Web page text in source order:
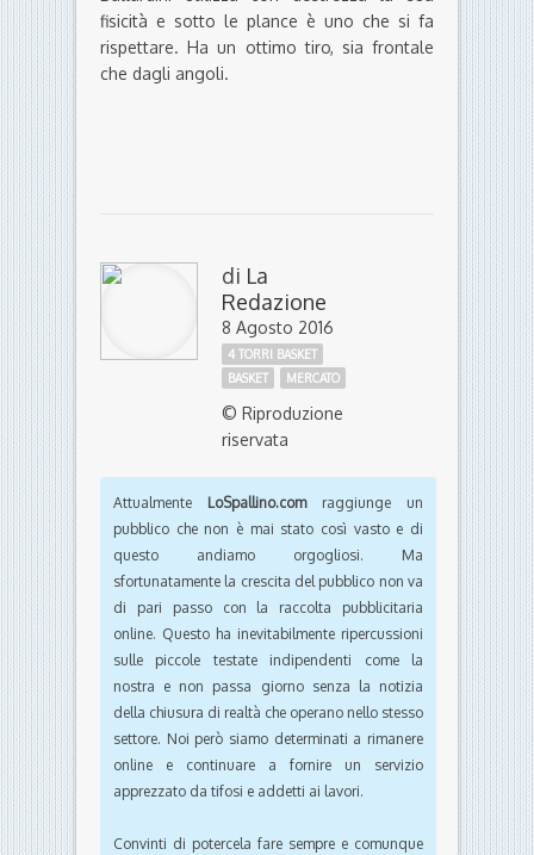
fisicità e sotto le plance è uno che si fa
rispettare. Ha un ottimo tiro, sia frontale
che dagli angoli.
di La
Redazione
8 Agosto 2016
4 TORRI BASKET
BASKET
MERCATO
© Riproduzione
riservata
Attualmente LoSpallino.comraggiunge un
pubblico che non è mai stato così vasto e di
questo andiamo orgogliosi. Ma
sfortunatamente la crescita del pubblico non va
di pari passo con la raccolta pubblicitaria
online. Questo ha inevitabilmente ripercussioni
sulle piccole testate indipendenti come la
nostra e non passa giorno senza la notizia
della chiusura di realtà che operano nello stesso
settore. Noi però siamo determinati a rimanere
online e continuare a fornire un servizio
apprezzato da tifosi e addetti ai lavori.
Convinti di potercela fare sempre e comunque